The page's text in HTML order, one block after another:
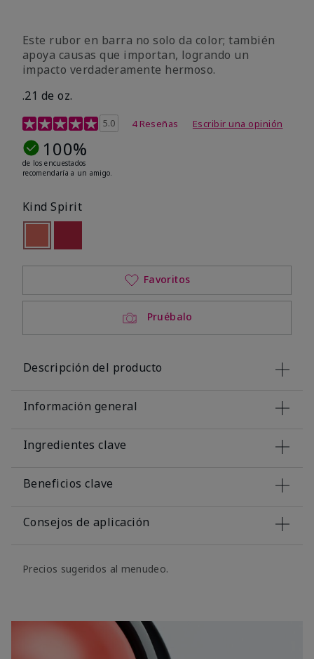
Este rubor en barra no solo da color; también
apoya causas que importan, logrando un
impacto verdaderamente hermoso.
.21 de oz.
Calificación de clientes de 3,1 de 5
5.0 4 Reseñas Escribir una opinión
100%
de los encuestados
recomendaría a un amigo.
Kind Spirit
seleccionado
Out of stock
Pruébalo
Favoritos
Descripción del producto
Información general
Ingredientes clave
Beneficios clave
Consejos de aplicación
Precios sugeridos al menudeo.